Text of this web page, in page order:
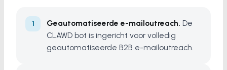
Geautomatiseerde e-mailoutreach. De
CLAWD bot is ingericht voor volledig
geautomatiseerde B2B e-mailoutreach.